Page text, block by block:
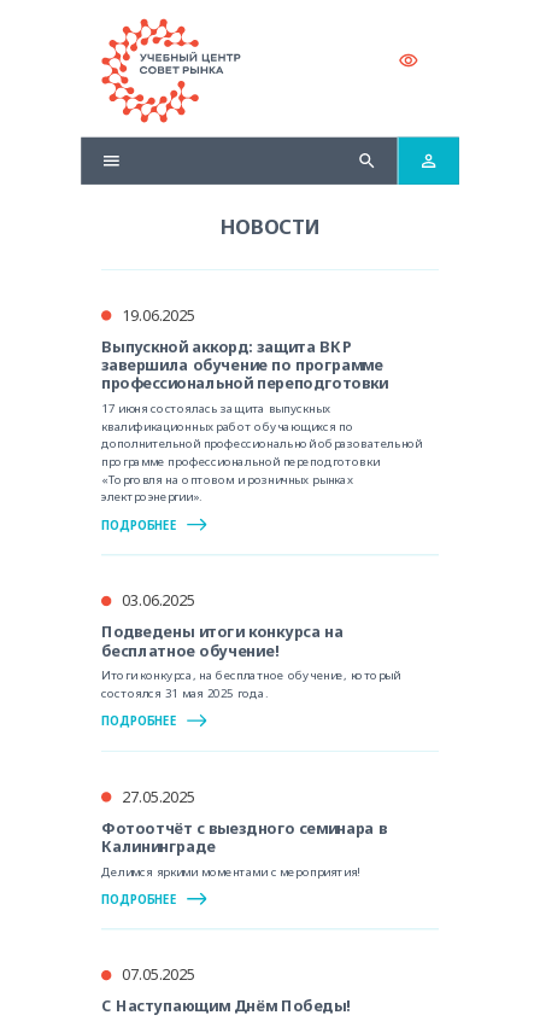
НОВОСТИ
19.06.2025
Выпускной аккорд: защита ВКР
завершила обучение по программе
профессиональной переподготовки
17 июня состоялась защита выпускных
квалификационных работ обучающихся по
дополнительной профессиональной образовательной
программе профессиональной переподготовки
«Торговля на оптовом и розничных рынках
электроэнергии».
ПОДРОБНЕЕ
03.06.2025
Подведены итоги конкурса на
бесплатное обучение!
Итоги конкурса, на бесплатное обучение, который
состоялся 31 мая 2025 года.
ПОДРОБНЕЕ
27.05.2025
Фотоотчёт с выездного семинара в
Калининграде
Делимся яркими моментами с мероприятия!
ПОДРОБНЕЕ
07.05.2025
С Наступающим Днём Победы!